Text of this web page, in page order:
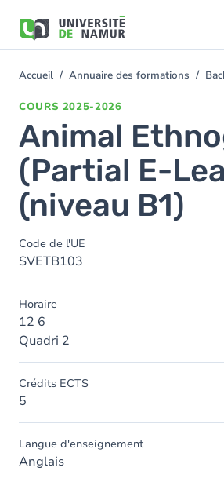
contenu
You
Accueil Annuaire des formations
COURS 2025-2026
Animal
(Partial E-
(niveau B1)
Code de l'UE
SVETB103
Horaire
12 6
Quadri 2
Crédits ECTS
5
Langue d'enseignement
Anglais